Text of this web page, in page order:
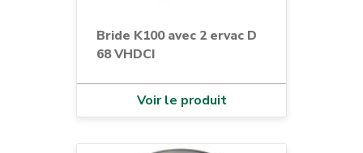
Bride K100 avec 2 ervac D
68 VHDCI
Voir le produit